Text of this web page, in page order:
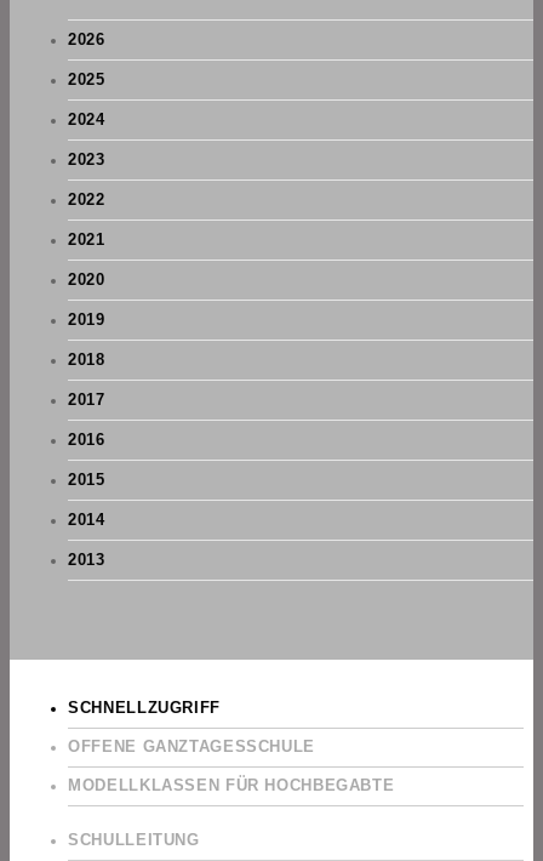
2026
2025
2024
2023
2022
2021
2020
2019
2018
2017
2016
2015
2014
2013
SCHNELLZUGRIFF
OFFENE GANZTAGESSCHULE
MODELLKLASSEN FÜR HOCHBEGABTE
SCHULLEITUNG